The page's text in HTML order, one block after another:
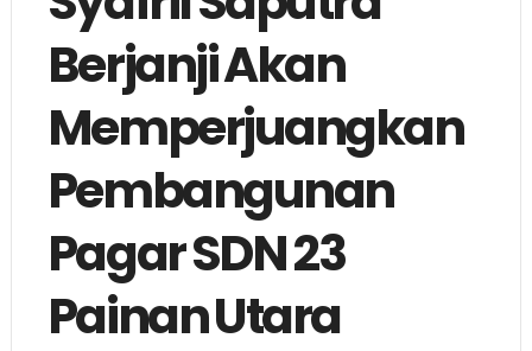
Berjanji Akan
Memperjuangkan
Pembangunan
Pagar SDN 23
Painan Utara